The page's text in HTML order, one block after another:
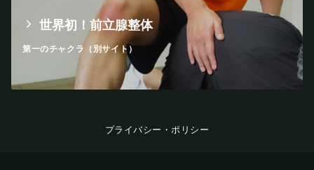
世界初！前立腺整体
第一のチャクラ（別サイト）
プライバシー・ポリシー